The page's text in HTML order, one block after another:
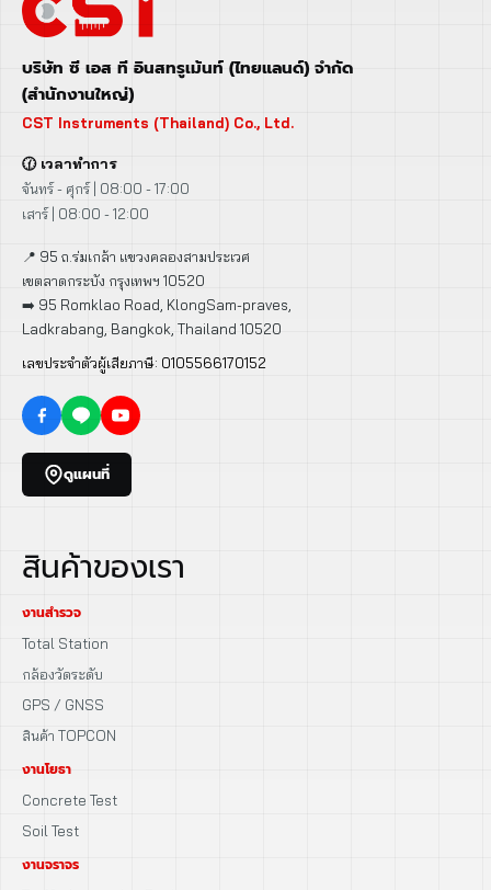
บริษัท ซี เอส ที อินสทรูเม้นท์ (ไทยแลนด์) จำกัด
(สำนักงานใหญ่)
CST Instruments (Thailand) Co., Ltd.
🕜 เวลาทำการ
จันทร์ - ศุกร์ | 08:00 - 17:00
เสาร์ | 08:00 - 12:00
📍 95 ถ.ร่มเกล้า แขวงคลองสามประเวศ
เขตลาดกระบัง กรุงเทพฯ 10520
➡️ 95 Romklao Road, KlongSam-praves,
Ladkrabang, Bangkok, Thailand 10520
เลขประจำตัวผู้เสียภาษี: 0105566170152
ดูแผนที่
สินค้าของเรา
งานสำรวจ
Total Station
กล้องวัดระดับ
GPS / GNSS
สินค้า TOPCON
งานโยธา
Concrete Test
Soil Test
งานจราจร